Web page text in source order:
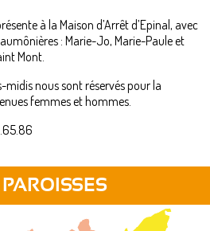
à la Maison d’Arrêt d’Epinal, avec
: Marie-Jo, Marie-Paule et
Mont.
nous sont réservés pour la
femmes et hommes.